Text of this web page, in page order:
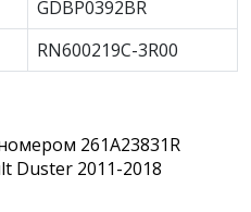
GDBP0392BR
RN600219C-3R00
261A23831R
Duster 2011-2018